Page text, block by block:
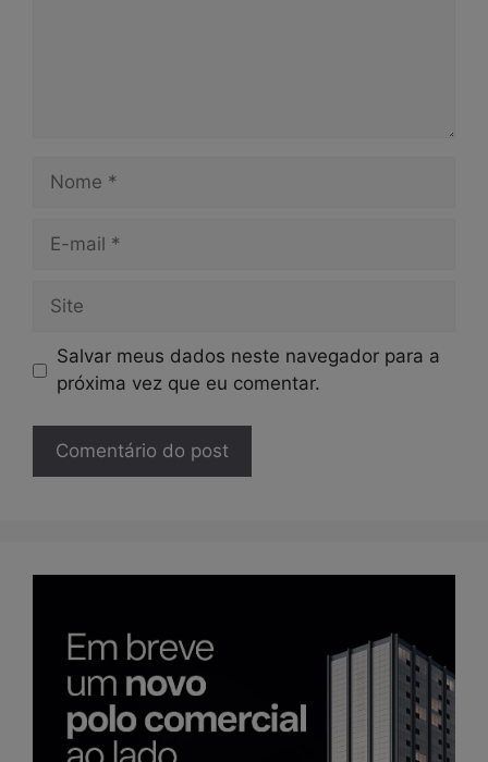
Nome
Site
Salvar meus dados neste navegador para a
próxima vez que eu comentar.